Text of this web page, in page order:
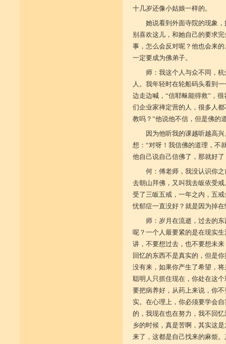
十几岁还像小姑娘一样的。
她说看到外面寺院的现象
别喜欢这儿，和她自己的要求
事，怎么会反对呢？他也会来
一定要成为佛弟子。
师：我这个人与众不同，
人。我年轻时在轮船码头看到
边走边喊，“信耶稣能得救”，
们企业家禅定营的人，很多人
教吗？”他说他不信，但是佛的
因为他听我的课越听越高
想：“对呀！我信佛的道理，不
他自己说自己信佛了，那就好
何：傅老师，我没认识你
去朝山拜佛，又叫我去皈依受
受了三皈五戒，一年之内，五
忧郁症一直没好？就是因为掉
师：岁月在流逝，过去的
呢？一个人最要紧的是在现实
讲，不要想过去，也不要想未
回忆的东西不是真实的，但是
没有来，如果你产生了希望，
聪明人只抓住现在，你处在这
要把病养好，从药上来说，你
实。在心理上，你必须要学会
的，我现在也在努力，我不回
乡的时候，真是苦啊，其实这
来了，这都是自己找来的麻烦